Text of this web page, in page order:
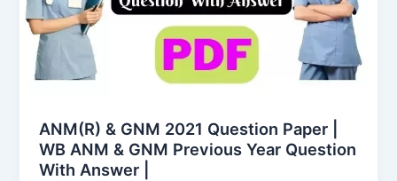
ANM(R) & GNM 2021 Question Paper |
WB ANM & GNM Previous Year Question
With Answer |